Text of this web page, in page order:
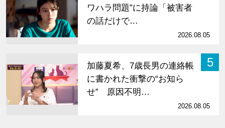
ワハラ問題”に持論「被害者
の話だけで…
2026.08.05
5
加藤夏希、7歳長男の連絡帳
に書かれた衝撃の“お知ら
せ” 原因不明…
2026.08.05